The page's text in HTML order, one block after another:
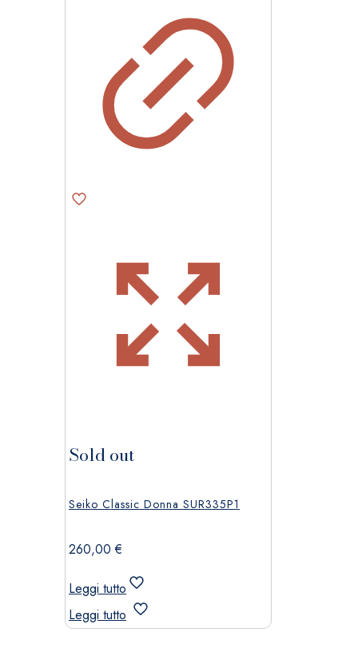
Sold out
Seiko Classic Donna SUR335P1
260,00€
Leggi tutto
Leggi tutto